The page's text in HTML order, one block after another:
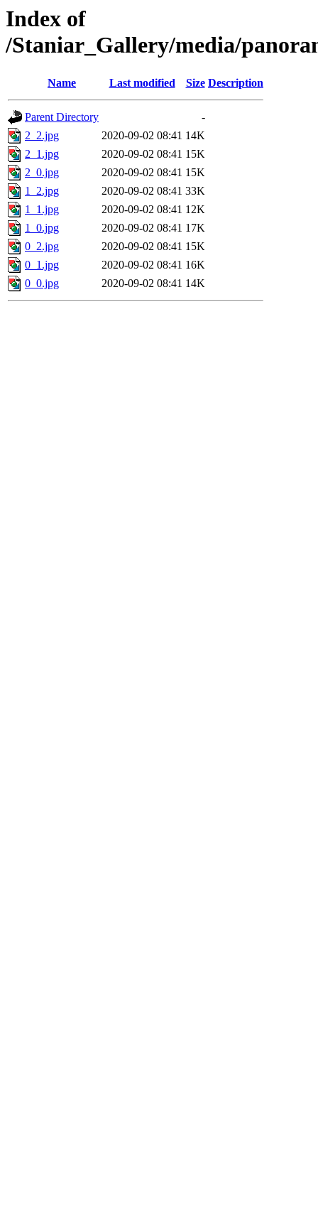
Index of
/Staniar_Gallery/media/
Name Last modified Size Description
Parent Directory
-
2_2.jpg
2020-09-02 08:41 14K
2_1.jpg
2020-09-02 08:41 15K
2_0.jpg
2020-09-02 08:41 15K
1_2.jpg
2020-09-02 08:41 33K
1_1.jpg
2020-09-02 08:41 12K
1_0.jpg
2020-09-02 08:41 17K
0_2.jpg
2020-09-02 08:41 15K
0_1.jpg
2020-09-02 08:41 16K
0_0.jpg
2020-09-02 08:41 14K